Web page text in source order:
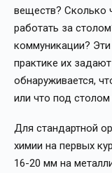
веществ? Сколько
работать за
коммуникации?
практике их
обнаруживается,
или что под столом
Для стандартной
химии на первых
16-20 мм на